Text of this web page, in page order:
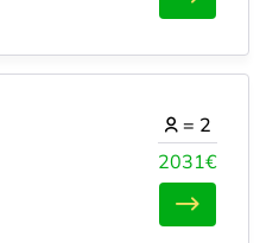
2031€
= 2